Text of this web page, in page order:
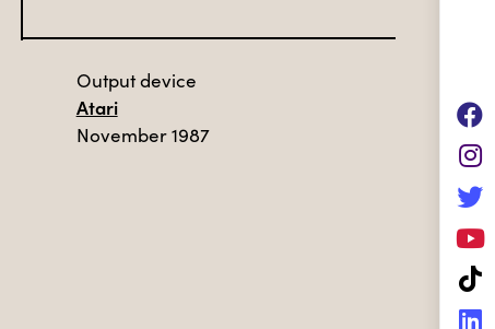
Output device
Atari
November 1987